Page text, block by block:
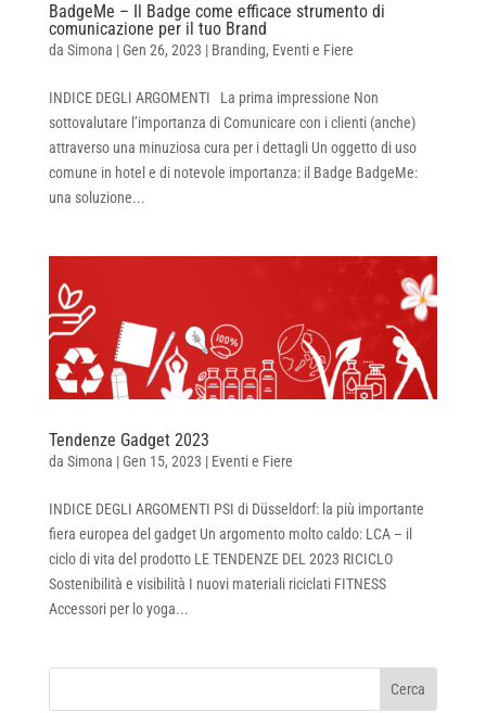
BadgeMe – Il Badge come efficace strumento di
comunicazione per il tuo Brand
da Simona |Gen 26, 2023 | Branding, Eventi e Fiere
INDICE DEGLI ARGOMENTI La prima impressione Non
sottovalutare l’importanza di Comunicare con i clienti (anche)
attraverso una minuziosa cura per i dettagli Un oggetto di uso
comune in hotel e di notevole importanza: il Badge BadgeMe:
una soluzione...
Tendenze Gadget 2023
da Simona |Gen 15, 2023 | Eventi e Fiere
INDICE DEGLI ARGOMENTI PSI di Düsseldorf: la più importante
fiera europea del gadget Un argomento molto caldo: LCA – il
ciclo di vita del prodotto LE TENDENZE DEL 2023 RICICLO
Sostenibilità e visibilità I nuovi materiali riciclati FITNESS
Accessori per lo yoga...